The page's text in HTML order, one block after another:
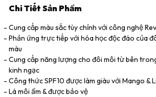
Chi Tiết Sản Phẩm
Cung cấp màu sắc tùy chỉnh với công nghệ
Phản ứng trực tiếp với hóa học độc đáo của
màu
Cung cấp năng lượng cho đôi môi từ bên
kinh ngạc
Công thức SPF10 được làm giàu với Mango &
Lá môi ẩm & được bảo vệ